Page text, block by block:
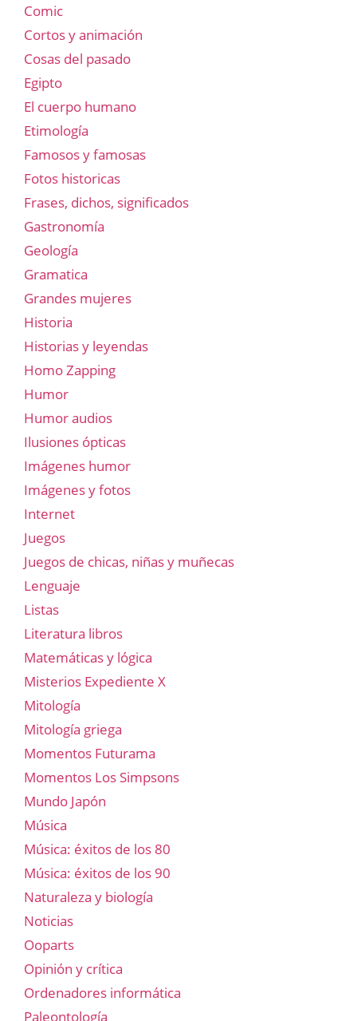
Comic
Cortos y animación
Cosas del pasado
Egipto
El cuerpo humano
Etimología
Famosos y famosas
Fotos historicas
Frases, dichos, significados
Gastronomía
Geología
Gramatica
Grandes mujeres
Historia
Historias y leyendas
Homo Zapping
Humor
Humor audios
Ilusiones ópticas
Imágenes humor
Imágenes y fotos
Internet
Juegos
Juegos de chicas, niñas y muñecas
Lenguaje
Listas
Literatura libros
Matemáticas y lógica
Misterios Expediente X
Mitología
Mitología griega
Momentos Futurama
Momentos Los Simpsons
Mundo Japón
Música
Música: éxitos de los 80
Música: éxitos de los 90
Naturaleza y biología
Noticias
Ooparts
Opinión y crítica
Ordenadores informática
Paleontología